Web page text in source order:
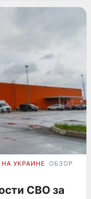
УКРАИНЕ ОБЗОР
СВО за